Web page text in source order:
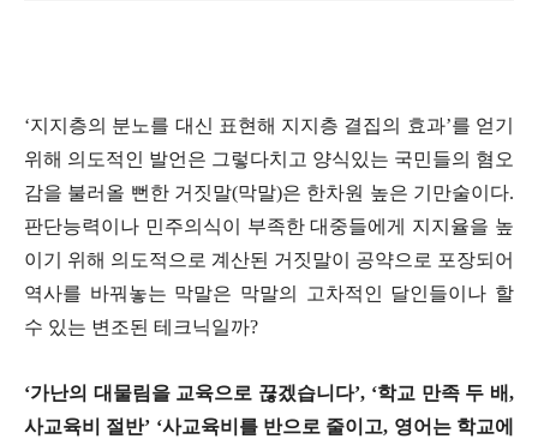
‘지지층의 분노를 대신 표현해 지지층 결집의 효과’를 얻기
위해 의도적인 발언은 그렇다치고 양식있는 국민들의 혐오
감을 불러올 뻔한 거짓말(막말)은 한차원 높은 기만술이다.
판단능력이나 민주의식이 부족한 대중들에게 지지율을 높
이기 위해 의도적으로 계산된 거짓말이 공약으로 포장되어
역사를 바꿔놓는 막말은 막말의 고차적인 달인들이나 할
수 있는 변조된 테크닉일까?
‘가난의 대물림을 교육으로 끊겠습니다’, ‘학교 만족 두 배,
사교육비 절반’ ‘사교육비를 반으로 줄이고, 영어는 학교에